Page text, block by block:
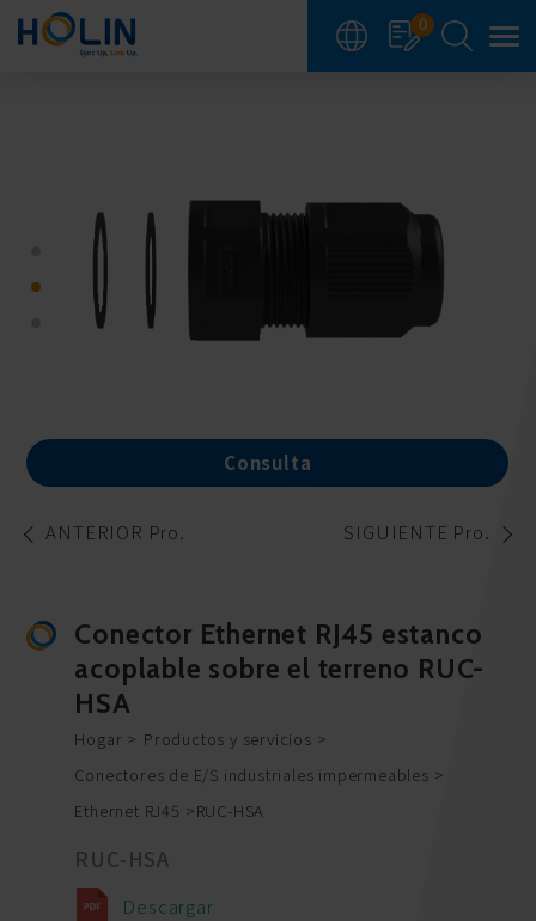
0
Consulta
ANTERIOR Pro. SIGUIENTE Pro.
Conector Ethernet RJ45 estanco
acoplable sobre el terreno RUC-
HSA
Hogar
Productos y servicios
Conectores de E/S industriales impermeables
Ethernet RJ45
RUC-HSA
RUC-HSA
Descargar
Panel de gestión de cookies